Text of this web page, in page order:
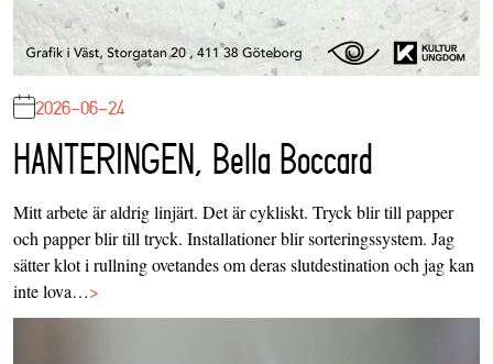
2026-06-24
HANTERINGEN, Bella Boccard
Mitt arbete är aldrig linjärt. Det är cykliskt. Tryck blir till papper
och papper blir till tryck. Installationer blir sorteringssystem. Jag
sätter klot i rullning ovetandes om deras slutdestination och jag kan
inte lova…>